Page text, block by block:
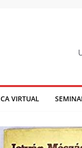
VIRTUAL